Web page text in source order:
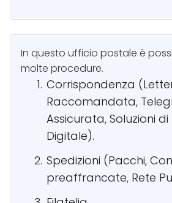
In questo ufficio postale è
molte procedure.
Corrispondenza
Raccomandata,
Assicurata, Soluzioni
Digitale).
Spedizioni (Pacchi,
preaffrancate, Rete